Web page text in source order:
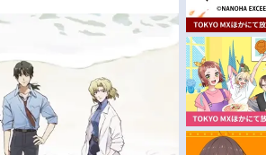
覧
今期アニメ曜日別一覧
春アニメ
夏アニメ
US